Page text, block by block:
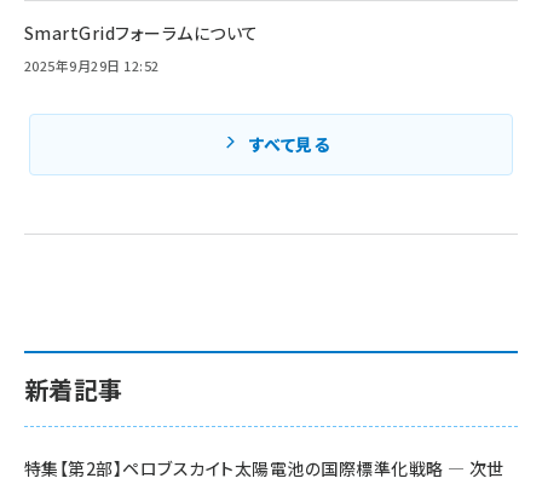
新着記事
特集【第2部】ペロブスカイト太陽電池の国際標準化戦略 ― 次世
SmartGridフォーラムについて
2025年9月29日 12:52
すべて見る